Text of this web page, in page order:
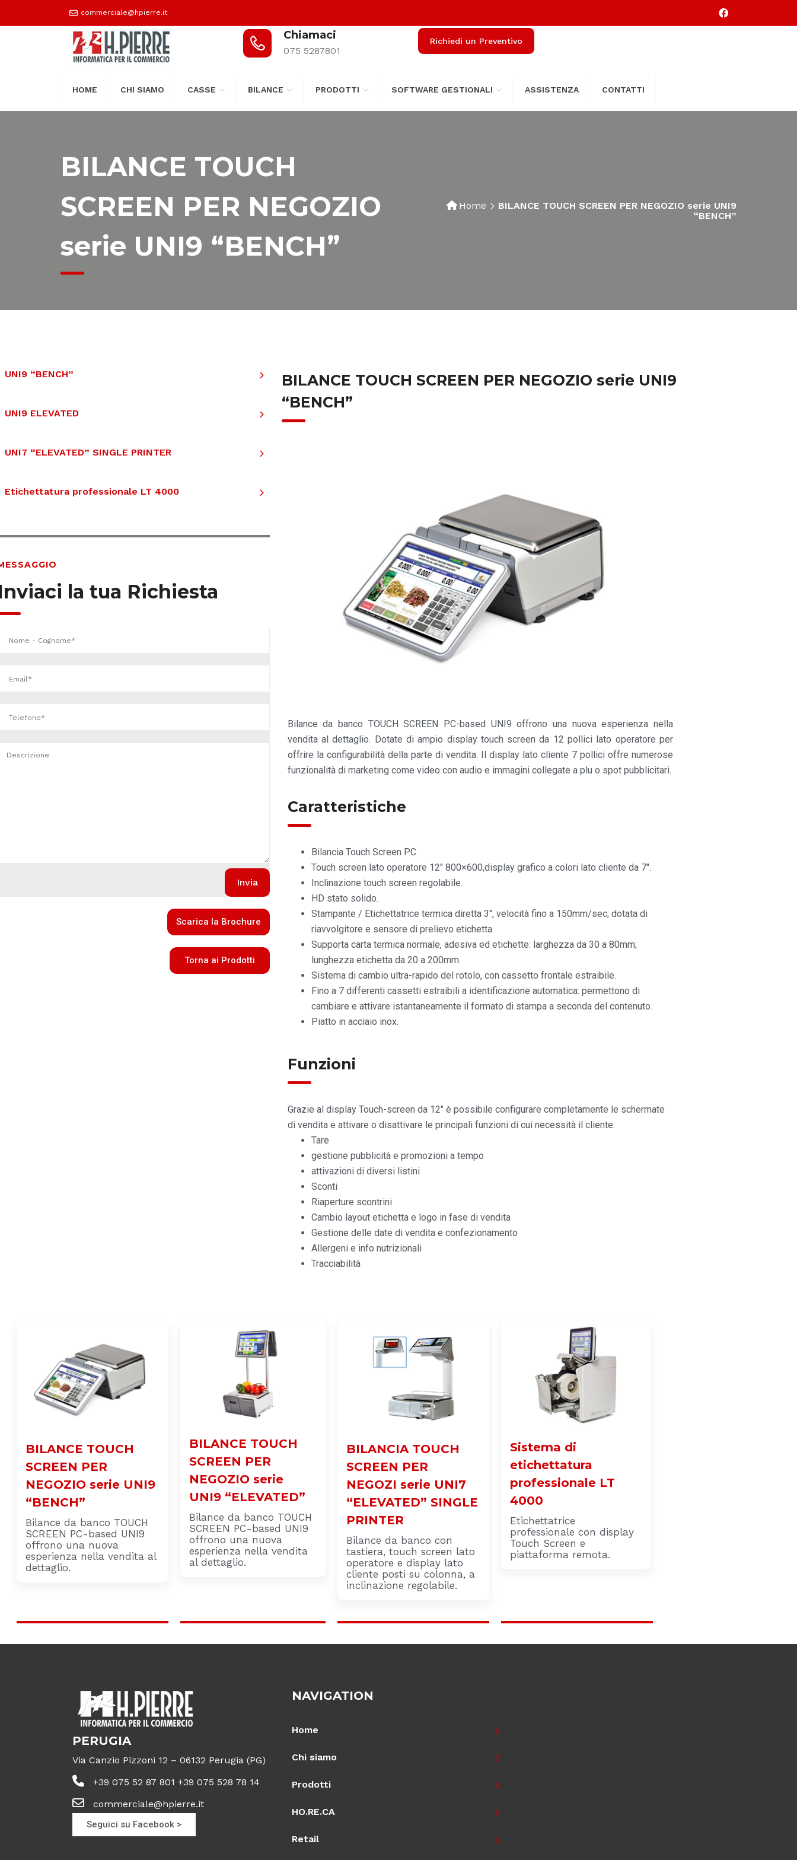
commerciale@hpierre.it
Chiamaci
075 5287801
Richiedi un Preventivo
HOME CHI SIAMO CASSE BILANCE PRODOTTI SOFTWARE GESTIONALI ASSISTENZA CONTATTI
BILANCE TOUCH
SCREEN PER NEGOZIO
serie UNI9 “BENCH”
Home
BILANCE TOUCH SCREEN PER NEGOZIO serie UNI9
“BENCH”
UNI9 “BENCH”
UNI9 ELEVATED
UNI7 “ELEVATED” SINGLE PRINTER
Etichettatura professionale LT 4000
la tua Richiesta
Scarica la Brochure
Torna ai Prodotti
BILANCE TOUCH SCREEN PER NEGOZIO serie UNI9
“BENCH”
Bilance da banco TOUCH SCREEN PC-based UNI9 offrono una nuova esperienza nella
vendita al dettaglio. Dotate di ampio display touch screen da 12 pollici lato operatore per
offrire la configurabilità della parte di vendita. Il display lato cliente 7 pollici offre numerose
funzionalità di marketing come video con audio e immagini collegate a plu o spot pubblicitari.
Caratteristiche
Bilancia Touch Screen PC
Touch screen lato operatore 12″ 800×600,display grafico a colori lato cliente da 7″.
Inclinazione touch screen regolabile.
HD stato solido.
Stampante / Etichettatrice termica diretta 3″, velocità fino a 150mm/sec; dotata di
riavvolgitore e sensore di prelievo etichetta.
Supporta carta termica normale, adesiva ed etichette: larghezza da 30 a 80mm;
lunghezza etichetta da 20 a 200mm.
Sistema di cambio ultra-rapido del rotolo, con cassetto frontale estraibile.
Fino a 7 differenti cassetti estraibili a identificazione automatica: permettono di
cambiare e attivare istantaneamente il formato di stampa a seconda del contenuto.
Piatto in acciaio inox.
Funzioni
Grazie al display Touch-screen da 12″ è possibile configurare completamente le schermate
di vendita e attivare o disattivare le principali funzioni di cui necessità il cliente:
Tare
gestione pubblicità e promozioni a tempo
attivazioni di diversi listini
Sconti
Riaperture scontrini
Cambio layout etichetta e logo in fase di vendita
Gestione delle date di vendita e confezionamento
Allergeni e info nutrizionali
Tracciabilità
BILANCE TOUCH
SCREEN PER
NEGOZIO serie UNI9
“BENCH”
Bilance da banco TOUCH
SCREEN PC-based UNI9
offrono una nuova
esperienza nella vendita al
dettaglio.
BILANCE TOUCH
SCREEN PER
NEGOZIO serie
UNI9 “ELEVATED”
Bilance da banco TOUCH
SCREEN PC-based UNI9
offrono una nuova
esperienza nella vendita
al dettaglio.
BILANCIA TOUCH
SCREEN PER
NEGOZI serie UNI7
“ELEVATED” SINGLE
PRINTER
Bilance da banco con
tastiera, touch screen lato
operatore e display lato
cliente posti su colonna, a
inclinazione regolabile.
Sistema di
etichettatura
professionale LT
4000
Etichettatrice
professionale con display
Touch Screen e
piattaforma remota.
PERUGIA
Via Canzio Pizzoni 12 – 06132 Perugia (PG)
+39 075 52 87 801 +39 075 528 78 14
commerciale@hpierre.it
Seguici su Facebook >
NAVIGATION
Home
Chi siamo
Prodotti
HO.RE.CA
Retail